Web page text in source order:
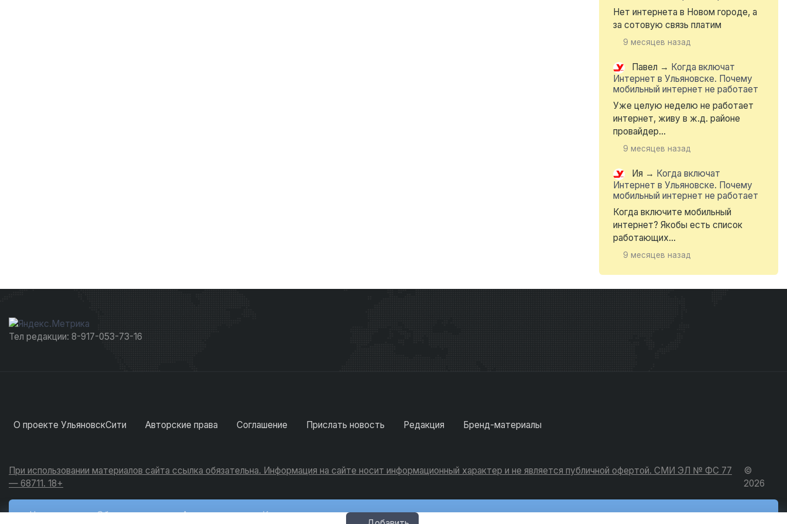
Нет интернета в Новом городе, а
за сотовую связь платим
9 месяцев назад
Павел → Когда включат
Интернет в Ульяновске. Почему
мобильный интернет не работает
Уже целую неделю не работает
интернет, живу в ж.д. районе
провайдер...
9 месяцев назад
Ия → Когда включат
Интернет в Ульяновске. Почему
мобильный интернет не работает
Когда включите мобильный
интернет? Якобы есть список
работающих...
9 месяцев назад
Тел редакции: 8-917-053-73-16
О проекте УльяновскСити Авторские права Соглашение Прислать новость Редакция Бренд-материалы
При использовании материалов сайта ссылка обязательна. Информация на сайте носит информационный характер и не является публичной офертой. СМИ ЭЛ № ФС 77
— 68711. 18+
©
2026
Новости Обсуждения Активность Консультации